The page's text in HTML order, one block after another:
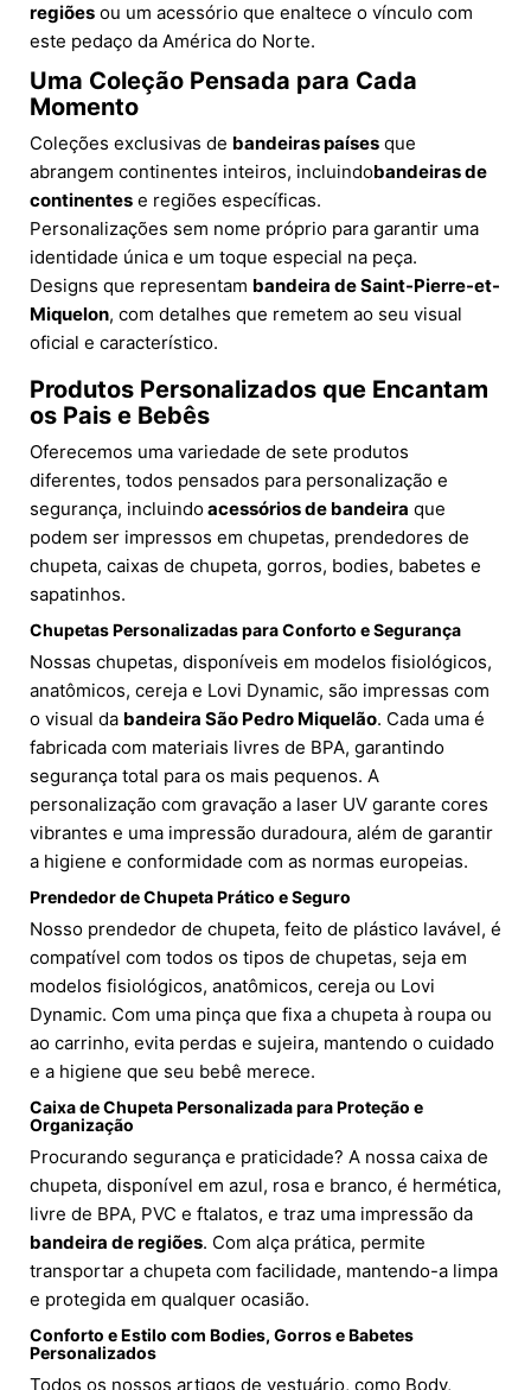
regiões ou um acessório que enaltece o vínculo com
este pedaço da América do Norte.
Uma Coleção Pensada para Cada
Momento
Coleções exclusivas de bandeiras países que
abrangem continentes inteiros, incluindobandeiras de
continentes e regiões específicas.
Personalizações sem nome próprio para garantir uma
identidade única e um toque especial na peça.
Designs que representam bandeira de Saint-Pierre-et-
Miquelon, com detalhes que remetem ao seu visual
oficial e característico.
Produtos Personalizados que Encantam
os Pais e Bebês
Oferecemos uma variedade de sete produtos
diferentes, todos pensados para personalização e
segurança, incluindoacessórios de bandeira que
podem ser impressos em chupetas, prendedores de
chupeta, caixas de chupeta, gorros, bodies, babetes e
sapatinhos.
Chupetas Personalizadas para Conforto e Segurança
Nossas chupetas, disponíveis em modelos fisiológicos,
anatômicos, cereja e Lovi Dynamic, são impressas com
o visual da bandeira São Pedro Miquelão. Cada uma é
fabricada com materiais livres de BPA, garantindo
segurança total para os mais pequenos. A
personalização com gravação a laser UV garante cores
vibrantes e uma impressão duradoura, além de garantir
a higiene e conformidade com as normas europeias.
Prendedor de Chupeta Prático e Seguro
Nosso prendedor de chupeta, feito de plástico lavável, é
compatível com todos os tipos de chupetas, seja em
modelos fisiológicos, anatômicos, cereja ou Lovi
Dynamic. Com uma pinça que fixa a chupeta à roupa ou
ao carrinho, evita perdas e sujeira, mantendo o cuidado
e a higiene que seu bebê merece.
Caixa de Chupeta Personalizada para Proteção e
Organização
Procurando segurança e praticidade? A nossa caixa de
chupeta, disponível em azul, rosa e branco, é hermética,
livre de BPA, PVC e ftalatos, e traz uma impressão da
bandeira de regiões. Com alça prática, permite
transportar a chupeta com facilidade, mantendo-a limpa
e protegida em qualquer ocasião.
Conforto e Estilo com Bodies, Gorros e Babetes
Personalizados
Todos os nossos artigos de vestuário, como Body,